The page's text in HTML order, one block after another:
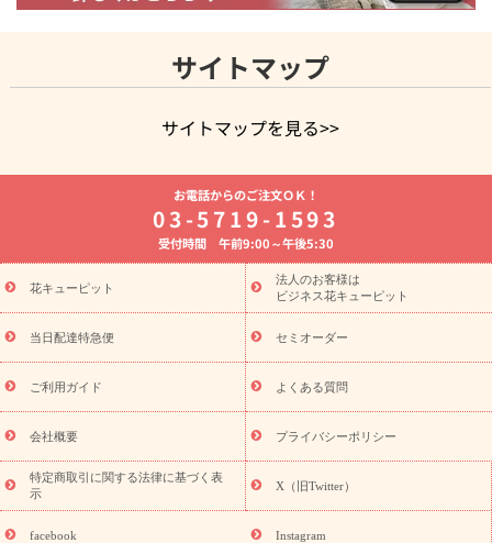
サイトマップ
サイトマップを見る>>
よく贈られる花
お祝いの花特集
誕生日フラワーギフト特集
8月の誕生花(トルコキキョウ)
開店・開業祝い
お供え・お悔やみ お供え・お悔やみの花
通夜・葬儀に贈る花 胡蝶蘭・花鉢
ーブドフラワー
季節のイベント
ひまわり ギフト・プレゼント
特集
お盆 花（新盆・初盆） 季節のイベント
お盆 花（新
盆・初盆）
お盆 花（新盆・初盆）
お盆・お供え 花とセットギ
フト
お盆・お供え プリザーブドフラワー
ひまわり ギフト・プ
レゼント特集
夏の花贈り・お中元・暑中見舞い 花のギフト特集
敬老の日におくる花ギフト・プレゼント特集
花ギフト・プレゼント特集
敬老の日 花のおすすめランキング
敬
老の日 花鉢植えのギフト・プレゼント特集
敬老の日 花とセットギ
フト・プレゼント特集
敬老の日の花 全てのギフト一覧
キャン
ペーン
映画『ウォーターガーディアンズ』コラボキャンペーン
「きょう誕生日なんです」キャンペーン
誕生日の花を探す
誕生日フラワーギフト 誕生日フラワーギフト特集
お電話からのご注文ＯＫ！
03-5719-1593
受付時間 午前9:00～午後5:30
花キューピット
法人のお客様は
ビジネス花キューピット
当日配達特急便 セミオーダー
ご利用ガイド よくある質問
会社概要 プライバシーポリシー
特定商取引に関する法律に基づく表
示
X（旧Twitter）
facebook Instagram